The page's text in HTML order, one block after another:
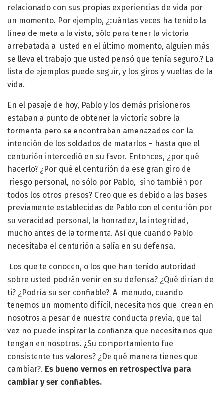
relacionado con sus propias experiencias de vida por
un momento. Por ejemplo, ¿cuántas veces ha tenido la
línea de meta a la vista, sólo para tener la victoria
arrebatada a usted en el último momento, alguien más
se lleva el trabajo que usted pensó que tenía seguro.? La
lista de ejemplos puede seguir, y los giros y vueltas de la
vida.
En el pasaje de hoy, Pablo y los demás prisioneros
estaban a punto de obtener la victoria sobre la
tormenta pero se encontraban amenazados con la
intención de los soldados de matarlos – hasta que el
centurión intercedió en su favor. Entonces, ¿por qué
hacerlo? ¿Por qué el centurión da ese gran giro de
riesgo personal, no sólo por Pablo, sino también por
todos los otros presos? Creo que es debido a las bases
previamente establecidas de Pablo con el centurión por
su veracidad personal, la honradez, la integridad,
mucho antes de la tormenta. Así que cuando Pablo
necesitaba el centurión a salía en su defensa.
Los que te conocen, o los que han tenido autoridad
sobre usted podrán venir en su defensa? ¿Qué dirían de
ti? ¿Podría su ser confiable?. A menudo, cuando
tenemos un momento difícil, necesitamos que crean en
nosotros a pesar de nuestra conducta previa, que tal
vez no puede inspirar la confianza que necesitamos que
tengan en nosotros. ¿Su comportamiento fue
consistente tus valores? ¿De qué manera tienes que
cambiar?. Es bueno vernos en retrospectiva para
cambiar y ser confiables.